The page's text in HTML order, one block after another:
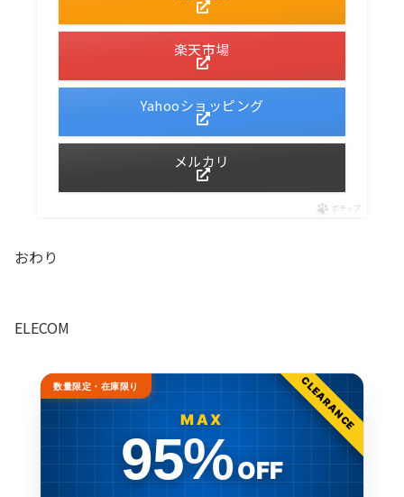
楽天市場
Yahooショッピング
メルカリ
ポチップ
おわり
ELECOM
数量限定・在庫限り CLEARANCE
MAX
95%OFF